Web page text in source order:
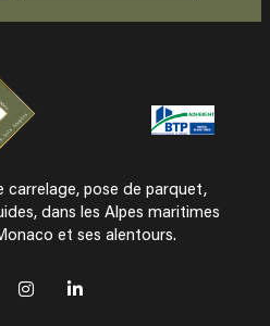
carrelage, pose de parquet,
dans les Alpes maritimes
et ses alentours.